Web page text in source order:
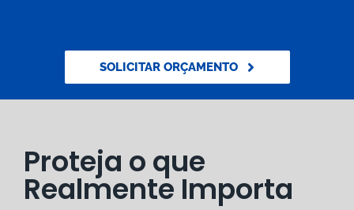
SOLICITAR ORÇAMENTO
Proteja o que
Realmente Importa